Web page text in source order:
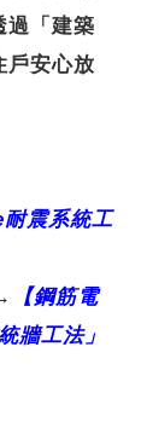
過「建築
戶安心放
耐震系統工
【鋼筋電
牆工法」